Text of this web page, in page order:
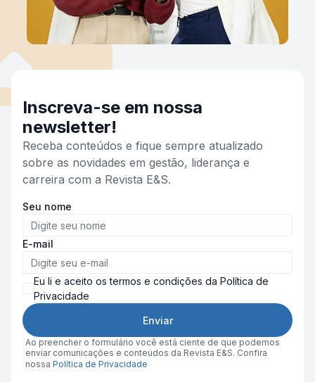
Inscreva-se em nossa
newsletter!
Receba conteúdos e fique sempre atualizado
sobre as novidades em gestão, liderança e
carreira com a Revista E&S.
Seu nome
E-mail
Eu li e aceito os termos e condições da Política de
Privacidade
Enviar
Ao preencher o formulário você está ciente de que podemos
enviar comunicações e conteúdos da Revista E&S. Confira
nossa Política de Privacidade